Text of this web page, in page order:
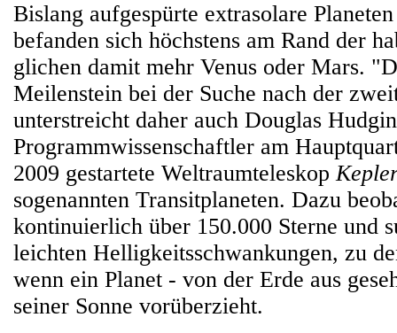
Bislang aufgespürte extrasolare
befanden sich höchstens am Rand der
glichen damit mehr Venus oder Mars.
Meilenstein bei der Suche nach der
unterstreicht daher auch Douglas
Programmwissenschaftler am
2009 gestartete Weltraumteleskop
sogenannten Transitplaneten. Dazu
kontinuierlich über 150.000 Sterne und
leichten Helligkeitsschwankungen, zu
wenn ein Planet - von der Erde aus
seiner Sonne vorüberzieht.